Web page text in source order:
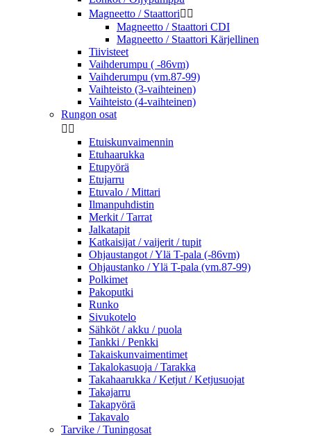
Magneetto / Staattori 
Magneetto / Staattori CDI
Magneetto / Staattori Kärjellinen
Tiivisteet
Vaihderumpu ( -86vm)
Vaihderumpu (vm.87-99)
Vaihteisto (3-vaihteinen)
Vaihteisto (4-vaihteinen)
Rungon osat
 
Etuiskunvaimennin
Etuhaarukka
Etupyörä
Etujarru
Etuvalo / Mittari
Ilmanpuhdistin
Merkit / Tarrat
Jalkatapit
Katkaisijat / vaijerit / tupit
Ohjaustangot / Ylä T-pala (-86vm)
Ohjaustanko / Ylä T-pala (vm.87-99)
Polkimet
Pakoputki
Runko
Sivukotelo
Sähköt / akku / puola
Tankki / Penkki
Takaiskunvaimentimet
Takalokasuoja / Tarakka
Takahaarukka / Ketjut / Ketjusuojat
Takajarru
Takapyörä
Takavalo
Tarvike / Tuningosat